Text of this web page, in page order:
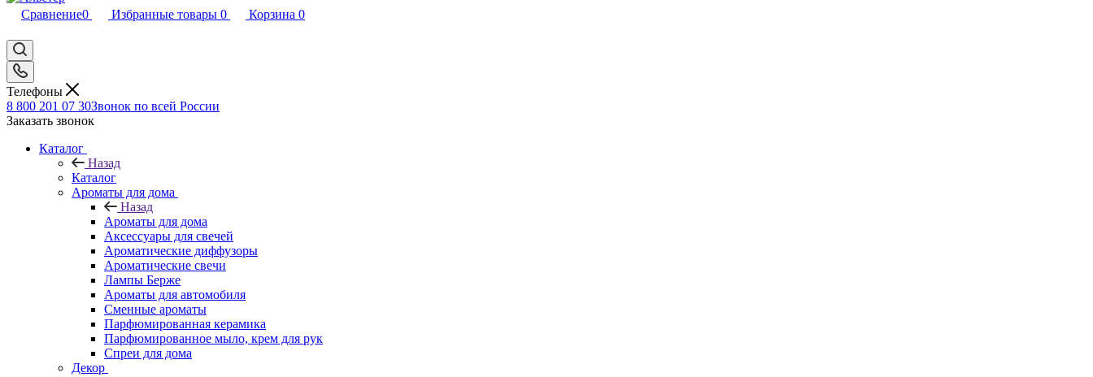
Сравнение0 Избранные товары 0 Корзина 0
Телефоны
8 800 201 07 30Звонок по всей России
Заказать звонок
Каталог
Назад
Каталог
Ароматы для дома
Назад
Ароматы для дома
Аксессуары для свечей
Ароматические диффузоры
Ароматические свечи
Лампы Берже
Ароматы для автомобиля
Сменные ароматы
Парфюмированная керамика
Парфюмированное мыло, крем для рук
Спреи для дома
Декор